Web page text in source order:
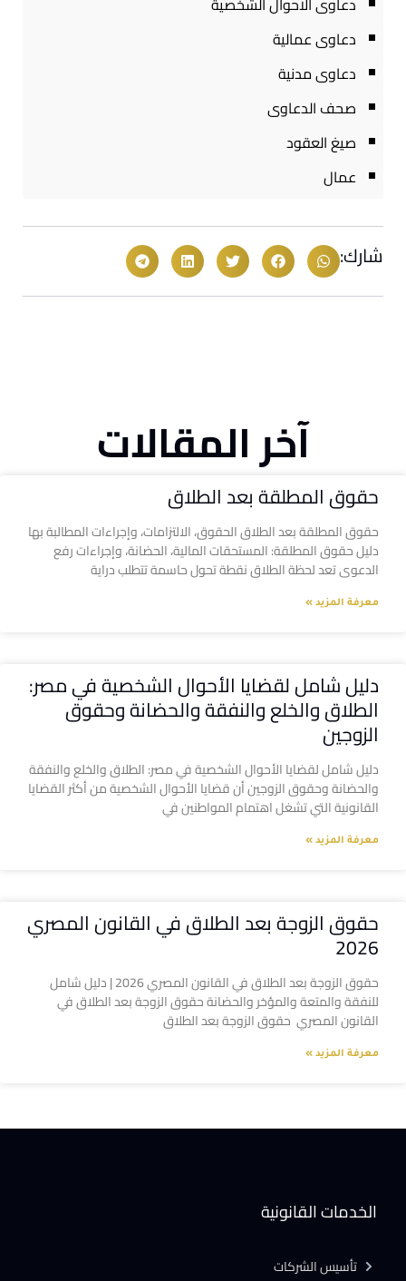
دعاوى عمالية
دعاوى مدنية
صحف الدعاوى
صيغ العقود
عمال
شارك:
آخر المقالات
حقوق المطلقة بعد الطلاق
حقوق المطلقة بعد الطلاق الحقوق، الالتزامات، وإجراءات المطالبة بها
دليل حقوق المطلقة: المستحقات المالية، الحضانة، وإجراءات رفع
الدعوى تعد لحظة الطلاق نقطة تحول حاسمة تتطلب دراية
معرفة المزيد »
دليل شامل لقضايا الأحوال الشخصية في مصر:
الطلاق والخلع والنفقة والحضانة وحقوق
الزوجين
دليل شامل لقضايا الأحوال الشخصية في مصر: الطلاق والخلع والنفقة
والحضانة وحقوق الزوجين أن قضايا الأحوال الشخصية من أكثر القضايا
القانونية التي تشغل اهتمام المواطنين في
معرفة المزيد »
حقوق الزوجة بعد الطلاق في القانون المصري
2026
حقوق الزوجة بعد الطلاق في القانون المصري 2026 | دليل شامل
للنفقة والمتعة والمؤخر والحضانة حقوق الزوجة بعد الطلاق في
القانون المصري حقوق الزوجة بعد الطلاق
معرفة المزيد »
الخدمات القانونية
تأسيس الشركات